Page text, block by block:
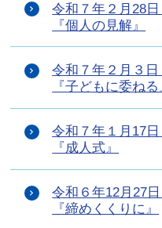
令和７年２月28
『個人の見解』
令和７年２月３
『子どもに委ねる
令和７年１月17
『成人式』
令和６年12月
『締めくくりに』